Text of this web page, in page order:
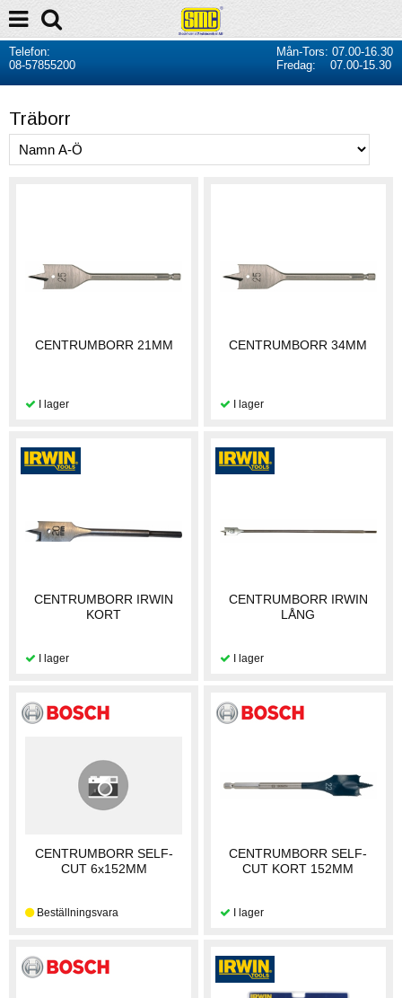
Telefon:
08-57855200
Mån-Tors: 07.00-16.30
Fredag: 07.00-15.30
Träborr
CENTRUMBORR 21MM CENTRUMBORR 34MM
CENTRUMBORR IRWIN
KORT
CENTRUMBORR IRWIN
LÅNG
CENTRUMBORR SELF-
CUT 6x152MM
CENTRUMBORR SELF-
CUT KORT 152MM